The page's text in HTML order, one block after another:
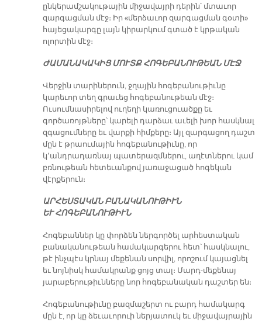
ընկերամշակութային միջավայրի դերին՝ մտաւոր
զարգացման մէջ։ Իր «մերձաւոր զարգացման գօտի»
հայեցակարգը լայն կիրարկում գտած է կրթական
ոլորտին մէջ։
ԺԱՄԱՆԱԿԱԿԻՑ ՄՈՒՏՔ ՀՈԳԵԲԱՆՈՒԹԵԱՆ ՄԷՋ
Վերջին տարիներուն, ջղային հոգեբանութիւնը
կարեւոր տեղ գրաւեց հոգեբանութեան մէջ։
Ուսումնասիրելով ուղեղի կառուցուածքը եւ
գործառոյթները՝ կարելի դարձաւ աւելի խոր հասկնալ
զգացումները եւ վարքի հիմքերը։ Այլ զարգացող դաշտ
մըն է թրաումային հոգեբանութիւնը, որ
կ՚անդրադառնայ պատերազմներու, աղէտներու կամ
բռնութեան հետեւանքով յառաջացած հոգեկան
վէրքերուն։
ԱՐՀԵՍՏԱԿԱՆ ԲԱՆԱԿԱՆՈՒԹԻՒՆ
ԵՒ ՀՈԳԵԲԱՆՈՒԹԻՒՆ
Հոգեբաններ կը փորձեն ներգործել արհեստական
բանականութեան համակարգերու հետ՝ հասկնալու,
թէ ինչպէս կրնայ մեքենան սորվիլ, որոշում կայացնել
եւ նոյնիսկ համակրանք ցոյց տալ։ Մարդ-մեքենայ
յարաբերութիւնները նոր հոգեբանական դաշտեր են։
Հոգեբանութիւնը բազմաշերտ ու բարդ համակարգ
մըն է, որ կը ձեւաւորուի ներյատուկ եւ միջավայրային